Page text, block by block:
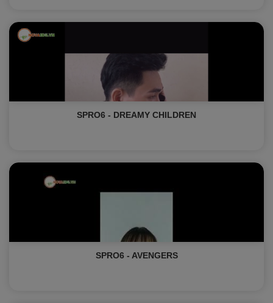
SPRO6 - DREAMY CHILDREN
SPRO6 - AVENGERS